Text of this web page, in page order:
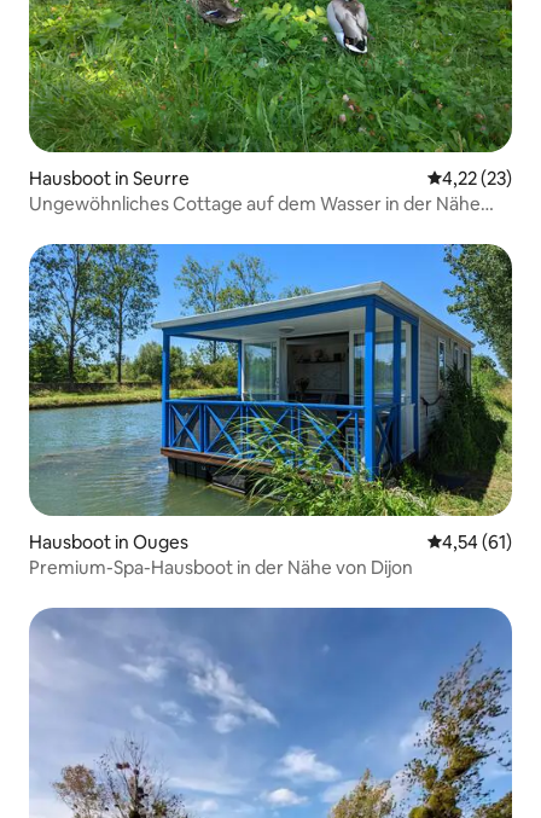
Hausboot in Seurre
4,22 (23)
Ungewöhnliches Cottage auf dem Wasser in der Nähe
Hausboot in Ouges
4,54 (61)
Premium-Spa-Hausboot in der Nähe von Dijon